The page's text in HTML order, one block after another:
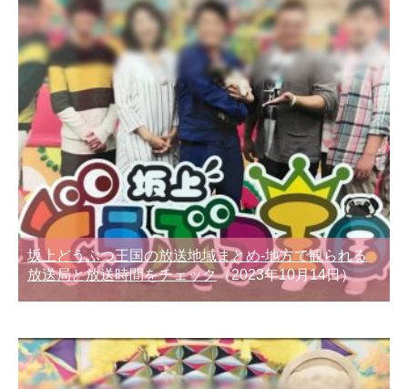
坂上どうぶつ王国の放送地域まとめ-地方で観られる
放送局と放送時間をチェック（2023年10月14日）